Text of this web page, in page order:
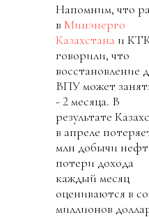
Напомним, что
в Минэнерго
Казахстана и
говорили, что
восстановление
ВПУ может
- 2 месяца. В
результате
в апреле
млн добычи
потери дохода
каждый месяц
оцениваются в
миллионов